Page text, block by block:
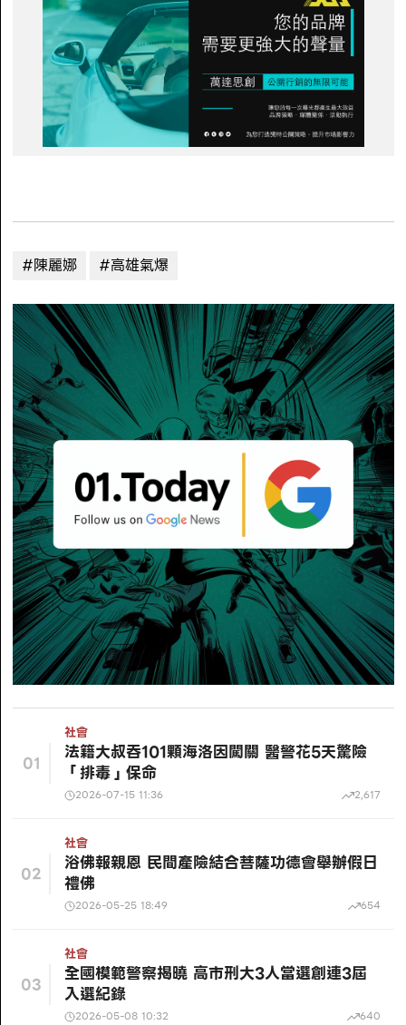
#陳麗娜 #高雄氣爆
01
社會
法籍大叔吞101顆海洛因闖關 醫警花5天驚險
「排毒」保命
2026-07-15 11:36 2,617
02
社會
浴佛報親恩 民間產險結合菩薩功德會舉辦假日
禮佛
2026-05-25 18:49 654
03
社會
全國模範警察揭曉 高市刑大3人當選創連3屆
入選紀錄
2026-05-08 10:32 640